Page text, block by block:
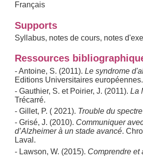
Français
Supports
Syllabus, notes de cours, notes
Ressources
- Antoine, S. (2011). Le syndrome
Editions Universitaires européennes.
- Gauthier, S. et Poirier, J. (2011). La
Trécarré.
- Gillet, P. ( 2021). Trouble du
- Grisé, J. (2010). Communiquer
d’Alzheimer à un stade avancé.
Laval.
- Lawson, W. (2015). Comprendre et